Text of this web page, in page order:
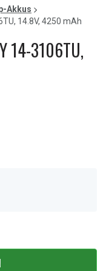
Akkus
14.8V, 4250 mAh
14-3106TU,